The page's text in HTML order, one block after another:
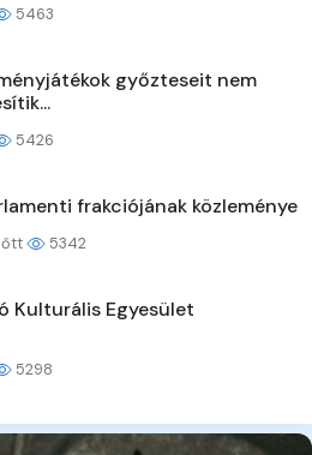
5463
győzteseit nem
5426
frakciójának közleménye
5342
Kulturális Egyesület
5298